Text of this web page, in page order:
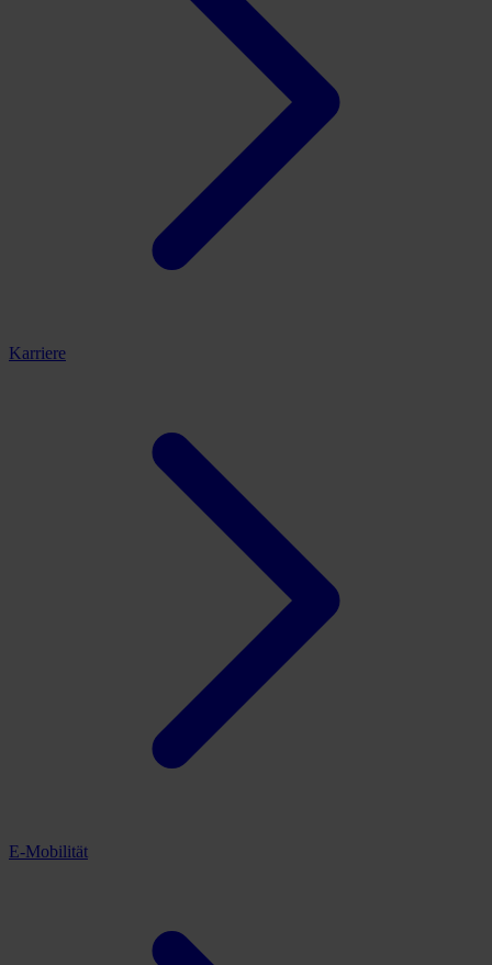
Karriere
E-Mobilität